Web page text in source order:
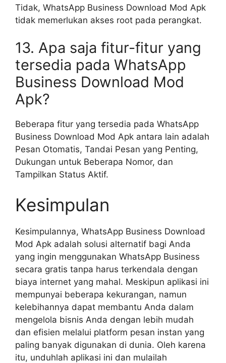
Tidak, WhatsApp Business Download Mod Apk
tidak memerlukan akses root pada perangkat.
13. Apa saja fitur-fitur yang
tersedia pada WhatsApp
Business Download Mod
Apk?
Beberapa fitur yang tersedia pada WhatsApp
Business Download Mod Apk antara lain adalah
Pesan Otomatis, Tandai Pesan yang Penting,
Dukungan untuk Beberapa Nomor, dan
Tampilkan Status Aktif.
Kesimpulan
Kesimpulannya, WhatsApp Business Download
Mod Apk adalah solusi alternatif bagi Anda
yang ingin menggunakan WhatsApp Business
secara gratis tanpa harus terkendala dengan
biaya internet yang mahal. Meskipun aplikasi ini
mempunyai beberapa kekurangan, namun
kelebihannya dapat membantu Anda dalam
mengelola bisnis Anda dengan lebih mudah
dan efisien melalui platform pesan instan yang
paling banyak digunakan di dunia. Oleh karena
itu, unduhlah aplikasi ini dan mulailah